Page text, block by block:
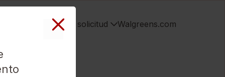
Ver mi solicitud Walgreens.com